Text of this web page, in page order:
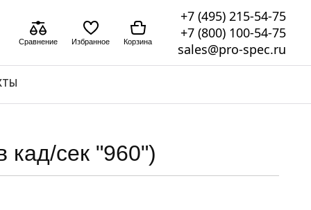
Сравнение Избранное Корзина
+7 (495) 215-54-75
+7 (800) 100-54-75
sales@pro-spec.ru
кад/сек "960")